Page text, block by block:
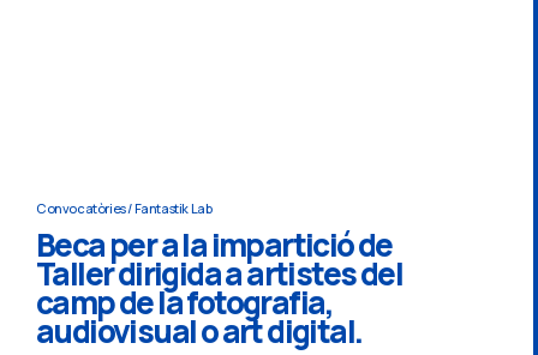
Convocatòries/Fantastik Lab
Beca per a la impartició de
Taller dirigida a artistes del
camp de la fotografia,
audiovisual o art digital.